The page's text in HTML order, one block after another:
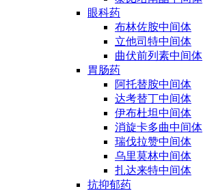
眼科药
布林佐胺中间体
立他司特中间体
曲伏前列素中间体
胃肠药
阿托替胺中间体
达考替丁中间体
伊布杜坦中间体
消旋卡多曲中间体
瑞伐拉赞中间体
乌里莫林中间体
扎达来特中间体
抗抑郁药